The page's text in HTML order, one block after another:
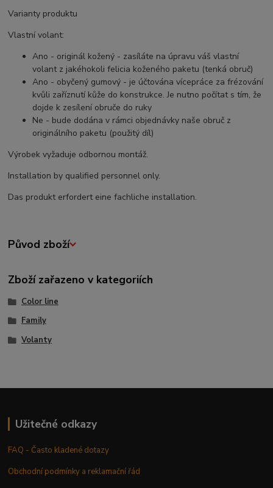
Varianty produktu
Vlastní volant:
Ano - originál kožený - zasíláte na úpravu váš vlastní
volant z jakéhokoli felicia koženého paketu (tenká obruč)
Ano - obyčený gumový - je účtována vícepráce za frézování
kvůli zaříznutí kůže do konstrukce. Je nutno počítat s tím, že
dojde k zesílení obruče do ruky
Ne - bude dodána v rámci objednávky naše obruč z
originálního paketu (použitý díl)
Výrobek vyžaduje odbornou montáž.
Installation by qualified personnel only.
Das produkt erfordert eine fachliche installation.
Původ zboží
Zboží zařazeno v kategoriích
Color line
Family
Volanty
Užitečné odkazy
FAQ - Často kladené dotazy
Obchodní podmínky a reklamační řád